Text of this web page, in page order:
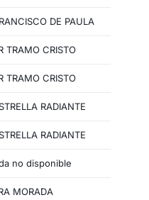
DE PAULA
TRAMO CRISTO
TRAMO CRISTO
RADIANTE
RADIANTE
no disponible
MORADA